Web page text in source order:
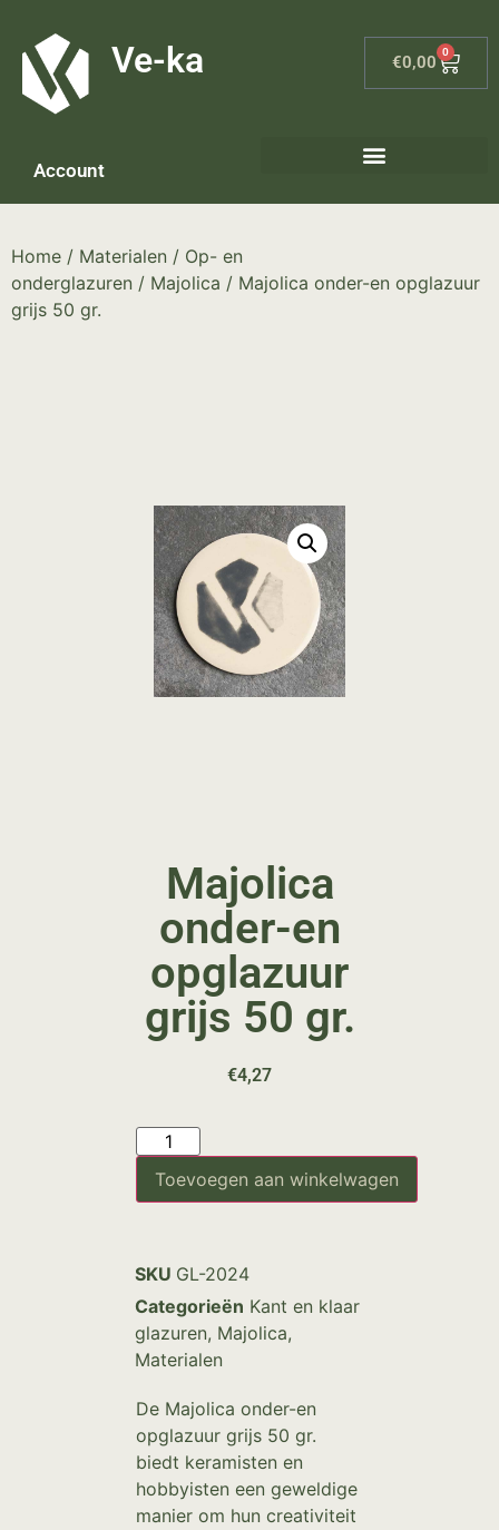
Ve-ka €0,00
0
Account
Home / Materialen / Op- en
onderglazuren / Majolica / Majolica onder-en opglazuur
grijs 50 gr.
Majolica
onder-en
opglazuur
grijs 50 gr.
€4,27
Toevoegen aan winkelwagen
SKU GL-2024
Categorieën Kant en klaar
glazuren, Majolica,
Materialen
De Majolica onder-en
opglazuur grijs 50 gr.
biedt keramisten en
hobbyisten een geweldige
manier om hun creativiteit